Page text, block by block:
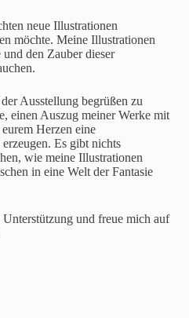
neue Illustrationen
möchte. Meine Illustrationen
den Zauber dieser
Ausstellung begrüßen zu
einen Auszug meiner Werke mit
Herzen eine
Es gibt nichts
wie meine Illustrationen
in eine Welt der Fantasie
und freue mich auf